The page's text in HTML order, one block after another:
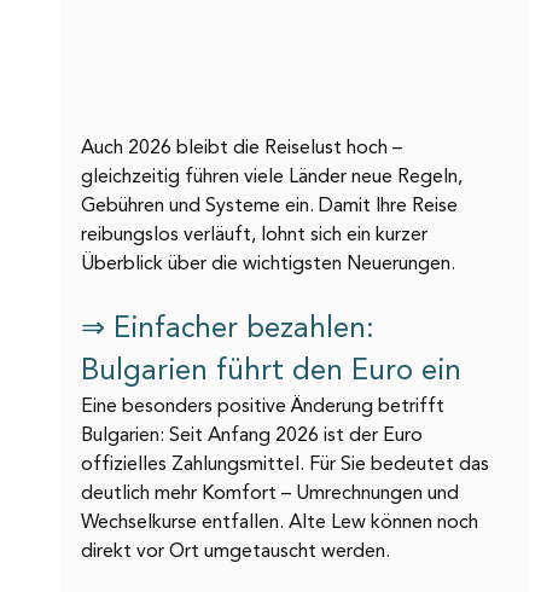
Auch 2026 bleibt die Reiselust hoch –
gleichzeitig führen viele Länder neue Regeln,
Gebühren und Systeme ein. Damit Ihre Reise
reibungslos verläuft, lohnt sich ein kurzer
Überblick über die wichtigsten Neuerungen.
⇒ Einfacher bezahlen:
Bulgarien führt den Euro ein
Eine besonders positive Änderung betrifft
Bulgarien: Seit Anfang 2026 ist der Euro
offizielles Zahlungsmittel. Für Sie bedeutet das
deutlich mehr Komfort – Umrechnungen und
Wechselkurse entfallen. Alte Lew können noch
direkt vor Ort umgetauscht werden.